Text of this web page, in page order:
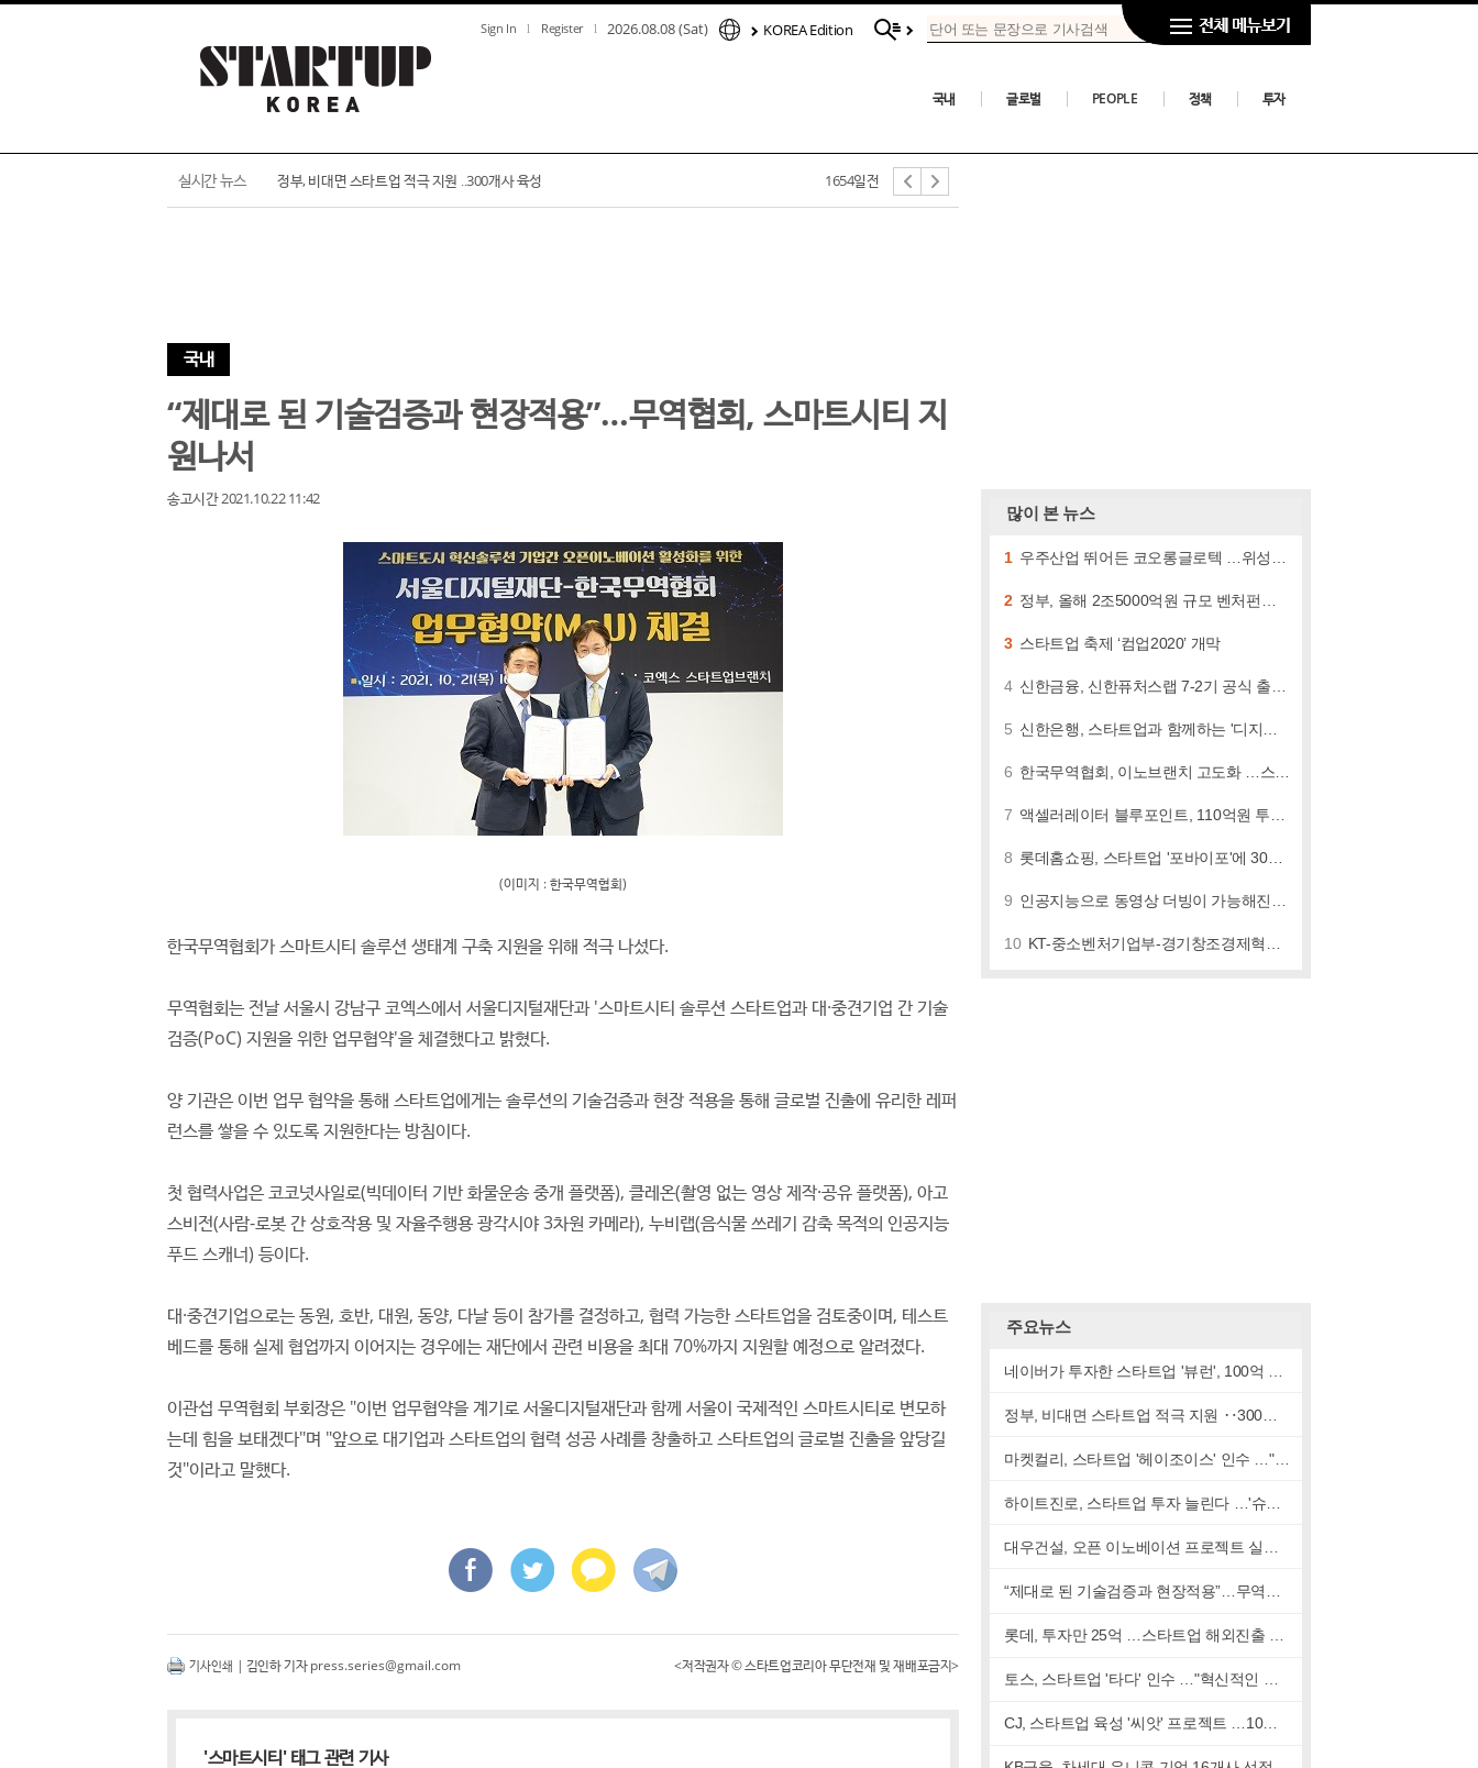
Sign In Register 2026.08.08 (Sat) KOREA Edition
국내 글로벌 PEOPLE 정책 투자
실시간 뉴스
네이버가 투자한 스타트업 '뷰런', 100억 규모 투자 유치
정부, 비대면 스타트업 적극 지원 ‥300개사 육성 1654일전
국내
“제대로 된 기술검증과 현장적용”…무역협회, 스마트시티 지
원나서
송고시간 2021.10.22 11:42
(이미지 : 한국무역협회)
한국무역협회가 스마트시티 솔루션 생태계 구축 지원을 위해 적극 나섰다.
무역협회는 전날 서울시 강남구 코엑스에서 서울디지털재단과 '스마트시티 솔루션 스타트업과 대·중견기업 간 기술
검증(PoC) 지원을 위한 업무협약'을 체결했다고 밝혔다.
양 기관은 이번 업무 협약을 통해 스타트업에게는 솔루션의 기술검증과 현장 적용을 통해 글로벌 진출에 유리한 레퍼
런스를 쌓을 수 있도록 지원한다는 방침이다.
첫 협력사업은 코코넛사일로(빅데이터 기반 화물운송 중개 플랫폼), 클레온(촬영 없는 영상 제작·공유 플랫폼), 아고
스비전(사람-로봇 간 상호작용 및 자율주행용 광각시야 3차원 카메라), 누비랩(음식물 쓰레기 감축 목적의 인공지능
푸드 스캐너) 등이다.
대·중견기업으로는 동원, 호반, 대원, 동양, 다날 등이 참가를 결정하고, 협력 가능한 스타트업을 검토중이며, 테스트
베드를 통해 실제 협업까지 이어지는 경우에는 재단에서 관련 비용을 최대 70%까지 지원할 예정으로 알려졌다.
이관섭 무역협회 부회장은 "이번 업무협약을 계기로 서울디지털재단과 함께 서울이 국제적인 스마트시티로 변모하
는데 힘을 보태겠다"며 "앞으로 대기업과 스타트업의 협력 성공 사례를 창출하고 스타트업의 글로벌 진출을 앞당길
것"이라고 말했다.
기사인쇄 | 김인하 기자press.series@gmail.com <저작권자 © 스타트업코리아 무단전재 및 재배포금지>
'스마트시티' 태그 관련 기사
많이 본 뉴스
1 우주산업 뛰어든 코오롱글로텍 …위성스타트업에 60억 투자
2 정부, 올해 2조5000억원 규모 벤처펀드 조성 나선다
3 스타트업 축제 ‘컴업2020’ 개막
4 신한금융, 신한퓨처스랩 7-2기 공식 출범 …"스타트업 적극 지원"
5 신한은행, 스타트업과 함께하는 '디지로그 브랜치' …"본격 협업"
6 한국무역협회, 이노브랜치 고도화 …스타트업 해외 진출 이끌어
7 액셀러레이터 블루포인트, 110억원 투자유치
8 롯데홈쇼핑, 스타트업 '포바이포'에 30억 투자 …"메타버스 사업 강화"
9 인공지능으로 동영상 더빙이 가능해진다... 네이버, '클로바더빙' 출시
10 KT-중소벤처기업부-경기창조경제혁신센터, 실감미디어 스타트업 공모전 개최
주요뉴스
마켓컬리, 스타트업 '헤이조이스' 인수 …"마켓컬리 타깃 고객층 저격할듯"
CJ, 스타트업 육성 '씨앗' 프로젝트 …10곳 선발